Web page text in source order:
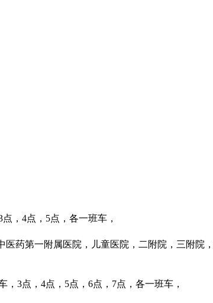
，4点，5点，各一班车，
药第一附属医院，儿童医院，二附院，三附院
，3点，4点，5点，6点，7点，各一班车，